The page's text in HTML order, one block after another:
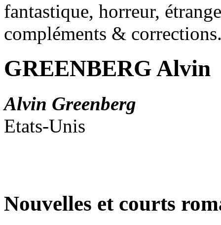
fantastique, horreur,
compléments &
GREENBERG Alvin
Alvin Greenberg
Etats-Unis
Nouvelles et courts